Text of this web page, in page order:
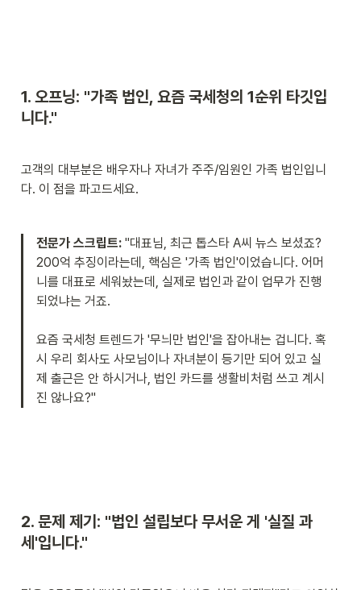
1. 오프닝: "가족 법인, 요즘 국세청의 1순위 타깃입
니다."
고객의 대부분은 배우자나 자녀가 주주/임원인 가족 법인입니
다. 이 점을 파고드세요.
전문가 스크립트: "대표님, 최근 톱스타 A씨 뉴스 보셨죠?
200억 추징이라는데, 핵심은 '가족 법인'이었습니다. 어머
니를 대표로 세워놨는데, 실제로 법인과 같이 업무가 진행
되었냐는 거죠.
요즘 국세청 트렌드가 '무늬만 법인'을 잡아내는 겁니다. 혹
시 우리 회사도 사모님이나 자녀분이 등기만 되어 있고 실
제 출근은 안 하시거나, 법인 카드를 생활비처럼 쓰고 계시
진 않나요?"
2. 문제 제기: "법인 설립보다 무서운 게 '실질 과
세'입니다."